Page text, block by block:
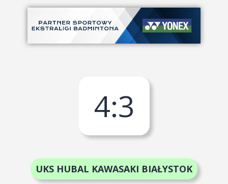
II liga
4:3
UKS HUBAL KAWASAKI BIAŁYSTOK